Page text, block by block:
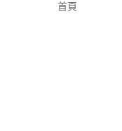
首頁